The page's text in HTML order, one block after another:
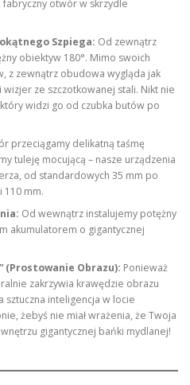
otwór w skrzydle
Szpiega: Od zewnątrz
obiektyw 180°. Mimo swoich
z zewnątrz obudowa wygląda jak
ze szczotkowanej stali. Nikt nie
widzi go od czubka butów po
przeciągamy delikatną taśmę
tuleję mocującą – nasze urządzenia
od standardowych 35 mm po
110 mm.
Od wewnątrz instalujemy potężny
akumulatorem o gigantycznej
(Prostowanie Obrazu): Ponieważ
zakrzywia krawędzie obrazu
sztuczna inteligencja w locie
żebyś nie miał wrażenia, że Twoja
gigantycznej bańki mydlanej!